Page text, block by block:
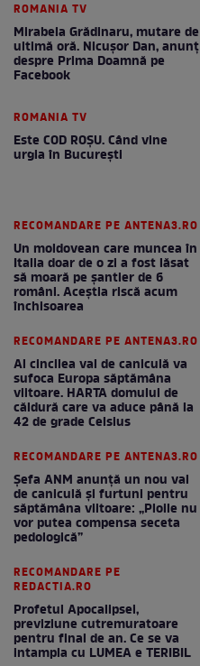
ROMANIA TV
Mirabela Grădinaru, mutare de
ultimă oră. Nicuşor Dan, anunţ
despre Prima Doamnă pe
Facebook
ROMANIA TV
Este COD ROŞU. Când vine
urgia în Bucureşti
RECOMANDARE PE ANTENA3.RO
Un moldovean care muncea în
Italia doar de o zi a fost lăsat
să moară pe şantier de 6
români. Aceștia riscă acum
închisoarea
RECOMANDARE PE ANTENA3.RO
Al cincilea val de caniculă va
sufoca Europa săptămâna
viitoare. HARTA domului de
căldură care va aduce până la
42 de grade Celsius
RECOMANDARE PE ANTENA3.RO
Șefa ANM anunță un nou val
de caniculă și furtuni pentru
săptămâna viitoare: „Ploile nu
vor putea compensa seceta
pedologică”
RECOMANDARE PE
REDACTIA.RO
Profetul Apocalipsei,
previziune cutremuratoare
pentru final de an. Ce se va
intampla cu LUMEA e TERIBIL